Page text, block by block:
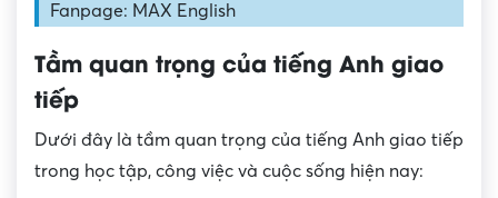
Fanpage: MAX English
Tầm quan trọng của tiếng Anh giao
tiếp
Dưới đây là tầm quan trọng của tiếng Anh giao tiếp
trong học tập, công việc và cuộc sống hiện nay: